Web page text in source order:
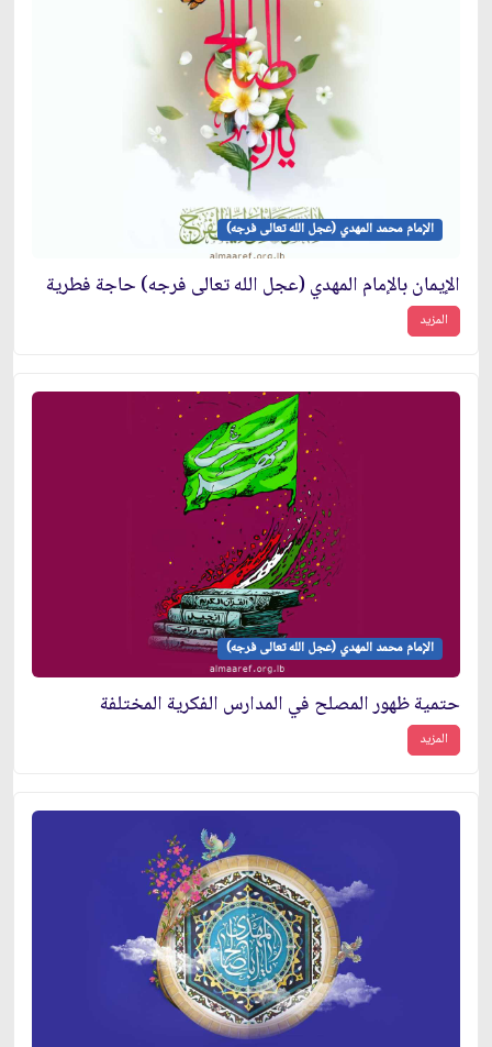
الإمام محمد المهدي (عجل الله تعالى فرجه)
الإيمان بالإمام المهدي (عجل الله تعالى فرجه) حاجة فطرية
المزيد
الإمام محمد المهدي (عجل الله تعالى فرجه)
حتمية ظهور المصلح في المدارس الفكرية المختلفة
المزيد